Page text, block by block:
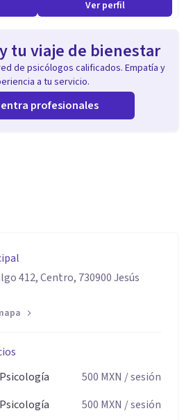
juntos podamos construir soluciones
psicológico de niños,
y adultos, abordando
baja motivación
ánimo
que me permiten ofrecer un
Ver perfil
tu viaje de bienestar
de psicólogos calificados. Empatía y
a tu servicio.
profesionales
412, Centro, 730900 Jesús
500 MXN / sesión
500 MXN / sesión